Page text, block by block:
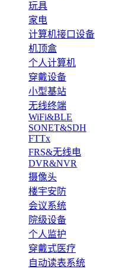
玩具
家电
计算机接口设备
机顶盒
个人计算机
穿戴设备
小型基站
无线终端
WiFi&BLE
SONET&SDH
FTTx
FRS&无线电
DVR&NVR
摄像头
楼宇安防
会议系统
院级设备
个人监护
穿戴式医疗
自动读表系统